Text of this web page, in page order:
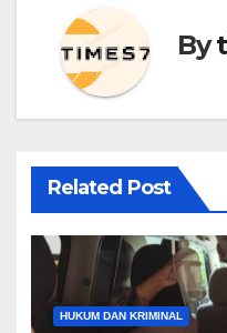
By
Related Post
HUKUM DAN KRIMINAL